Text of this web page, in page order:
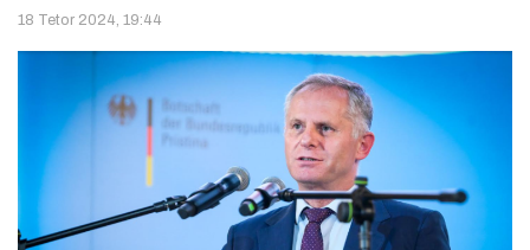
18 Tetor 2024, 19:44